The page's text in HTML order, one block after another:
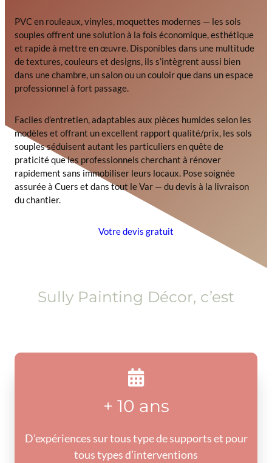
PVC en rouleaux, vinyles, moquettes modernes — les sols
souples offrent une solution à la fois économique, esthétique
et rapide à mettre en œuvre. Disponibles dans une multitude
de textures, couleurs et designs, ils s’intègrent aussi bien
dans une chambre, un salon ou un couloir que dans un espace
professionnel à fort passage.
Faciles d’entretien, adaptables aux pièces humides selon les
modèles et offrant un excellent rapport qualité/prix, les sols
souples séduisent autant les particuliers en quête de
praticité que les professionnels cherchant à rénover
rapidement sans immobiliser leurs locaux. Pose soignée
assurée à Cuers et dans tout le Var — du devis à la livraison
du chantier.
Votre devis gratuit
Sully Painting Décor, c’est
+ 10 ans
D’expériences sur tous type de supports et pour
tous types d’interventions